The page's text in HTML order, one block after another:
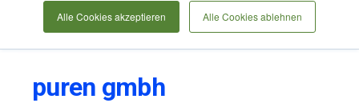
Alle Cookies akzeptieren Alle Cookies ablehnen
puren gmbh